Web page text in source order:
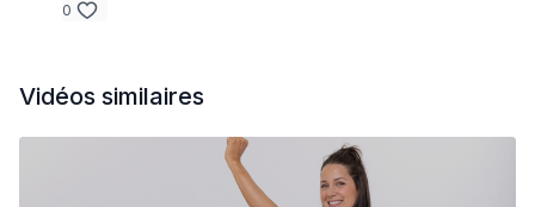
4 mini jump to sumo 2 uppercut
Crochet down (d) to crochet down (g)
0
Vidéos similaires